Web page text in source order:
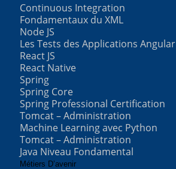
Continuous Integration
Fondamentaux du XML
Node JS
Les Tests des Applications Angular
React JS
React Native
Spring
Spring Core
Spring Professional Certification
Tomcat – Administration
Machine Learning avec Python
Tomcat – Administration
Java Niveau Fondamental
Métiers D’avenir